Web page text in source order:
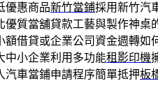
優惠商品新竹當鋪採用新竹汽
質當舖貸款工藝與製作神桌
額借貸或企業公司資金週轉如
中小企業利用多功能租影印機
汽車當鋪申請程序簡單抵押板